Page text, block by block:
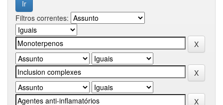
Filtros correntes: